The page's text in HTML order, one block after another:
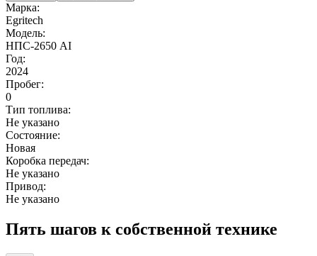
Марка:
Egritech
Модель:
НПС-2650 АІ
Год:
2024
Пробег:
0
Тип топлива:
Не указано
Состояние:
Новая
Коробка передач:
Не указано
Привод:
Не указано
Пять шагов к собственной технике